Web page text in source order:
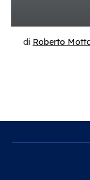
di Roberto